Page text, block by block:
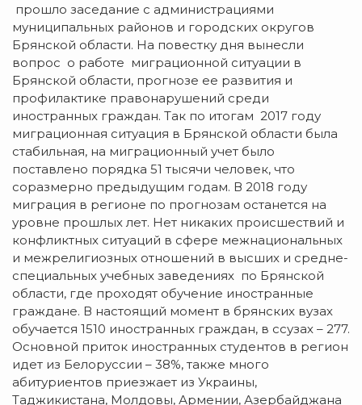
прошло заседание с администрациями
муниципальных районов и городских округов
Брянской области. На повестку дня вынесли
вопрос о работе миграционной ситуации в
Брянской области, прогнозе ее развития и
профилактике правонарушений среди
иностранных граждан. Так по итогам 2017 году
миграционная ситуация в Брянской области была
стабильная, на миграционный учет было
поставлено порядка 51 тысячи человек, что
соразмерно предыдущим годам. В 2018 году
миграция в регионе по прогнозам останется на
уровне прошлых лет. Нет никаких происшествий и
конфликтных ситуаций в сфере межнациональных
и межрелигиозных отношений в высших и средне-
специальных учебных заведениях по Брянской
области, где проходят обучение иностранные
граждане. В настоящий момент в брянских вузах
обучается 1510 иностранных граждан, в ссузах – 277.
Основной приток иностранных студентов в регион
идет из Белоруссии – 38%, также много
абитуриентов приезжает из Украины,
Таджикистана, Молдовы, Армении, Азербайджана